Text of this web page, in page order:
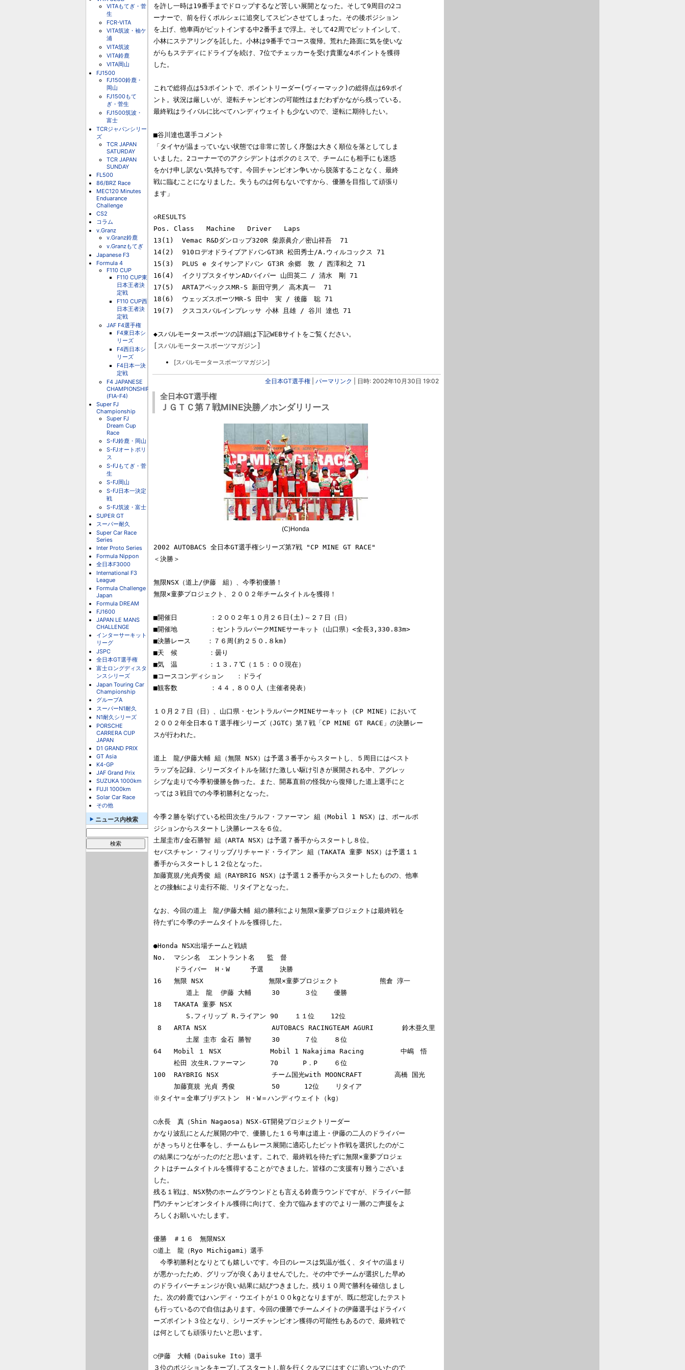
VITAもてぎ・菅
生
FCR-VITA
VITA筑波・袖ケ
浦
VITA筑波
VITA鈴鹿
VITA岡山
FJ1500
FJ1500鈴鹿・
岡山
FJ1500もて
ぎ・菅生
FJ1500筑波・
富士
TCRジャパンシリー
ズ
TCR JAPAN
SATURDAY
TCR JAPAN
SUNDAY
FL500
86/BRZ Race
MEC120 Minutes
Enduarance
Challenge
CS2
コラム
v.Granz
v.Granz鈴鹿
v.Granzもてぎ
Japanese F3
Formula 4
F110 CUP
F110 CUP東
日本王者決
定戦
F110 CUP西
日本王者決
定戦
JAF F4選手権
F4東日本シ
リーズ
F4西日本シ
リーズ
F4日本一決
定戦
F4 JAPANESE
CHAMPIONSHIP
(FIA-F4)
Super FJ
Championship
Super FJ
Dream Cup
Race
S-FJ鈴鹿・岡山
S-FJオートポリ
ス
S-FJもてぎ・菅
生
S-FJ岡山
S-FJ日本一決定
戦
S-FJ筑波・富士
SUPER GT
スーパー耐久
Super Car Race
Series
Inter Proto Series
Formula Nippon
全日本F3000
International F3
League
Formula Challenge
Japan
Formula DREAM
FJ1600
JAPAN LE MANS
CHALLENGE
インターサーキット
リーグ
JSPC
全日本GT選手権
富士ロングディスタ
ンスシリーズ
Japan Touring Car
Championship
グループA
スーパーN1耐久
N1耐久シリーズ
PORSCHE
CARRERA CUP
JAPAN
D1 GRAND PRIX
GT Asia
K4-GP
JAF Grand Prix
SUZUKA 1000km
FUJI 1000km
Solar Car Race
その他
ニュース内検索
を許し一時は19番手までドロップするなど苦しい展開となった。そして9周目の2コ
ーナーで、前を行くポルシェに追突してスピンさせてしまった。その後ポジション
を上げ、他車両がピットインする中2番手まで浮上。そして42周でピットインして、
小林にステアリングを託した。小林は9番手でコース復帰。荒れた路面に気を使いな
がらもステディにドライブを続け、7位でチェッカーを受け貴重な4ポイントを獲得
した。
これで総得点は53ポイントで、ポイントリーダー(ヴィーマック)の総得点は69ポイ
ント。状況は厳しいが、逆転チャンピオンの可能性はまだわずかながら残っている。
最終戦はライバルに比べてハンディウェイトも少ないので、逆転に期待したい。
■谷川達也選手コメント
「タイヤが温まっていない状態では非常に苦しく序盤は大きく順位を落としてしま
いました。2コーナーでのアクシデントはボクのミスで、チームにも相手にも迷惑
をかけ申し訳ない気持ちです。今回チャンピオン争いから脱落することなく、最終
戦に臨むことになりました。失うものは何もないですから、優勝を目指して頑張り
ます」
◇RESULTS
Pos. Class   Machine   Driver   Laps
13(1)  Vemac R&Dダンロップ320R 柴原眞介／密山祥吾  71
14(2)  910ロデオドライブアドバンGT3R 松田秀士/A.ウィルコックス 71
15(3)  PLUS e タイサンアドバン GT3R 余郷　敦 / 西澤和之 71
16(4)  イクリプスタイサンADバイパー 山田英二 / 清水　剛 71
17(5)  ARTAアペックスMR-S 新田守男／ 高木真一  71
18(6)  ウェッズスポーツMR-S 田中　実 / 後藤　聡 71
19(7)  クスコスバルインプレッサ 小林 且雄 / 谷川 達也 71
[スバルモータースポーツマガジン]
[スバルモータースポーツマガジン]
全日本GT選手権 パーマリンク | 日時: 2002年10月30日 19:02
全日本GT選手権
ＪＧＴＣ第７戦MINE決勝／ホンダリリース
(C)Honda
2002 AUTOBACS 全日本GT選手権シリーズ第7戦 "CP MINE GT RACE"
＜決勝＞
無限NSX（道上/伊藤　組）、今季初優勝！
無限×童夢プロジェクト、２００２年チームタイトルを獲得！
■開催日        ：２００２年１０月２６日(土)～２７日（日）
■開催地        ：セントラルパークMINEサーキット（山口県）<全長3,330.83m>
■決勝レース    ：７６周(約２５０.８km)
■天　候　      ：曇り
■気　温　      ：１３.７℃（１５：００現在）
■コースコンディション   ：ドライ
■観客数        ：４４，８００人（主催者発表）
１０月２７日（日）、山口県・セントラルパークMINEサーキット（CP MINE）において
２００２年全日本ＧＴ選手権シリーズ（JGTC）第７戦「CP MINE GT RACE」の決勝レー
スが行われた。
道上　龍/伊藤大輔 組（無限 NSX）は予選３番手からスタートし、５周目にはベスト
ラップを記録、シリーズタイトルを賭けた激しい駆け引きが展開される中、アグレッ
シブな走りで今季初優勝を飾った。また、開幕直前の怪我から復帰した道上選手にと
っては３戦目での今季初勝利となった。
今季２勝を挙げている松田次生/ラルフ・ファーマン 組（Mobil 1 NSX）は、ポールポ
ジションからスタートし決勝レースを６位。
土屋圭市/金石勝智 組（ARTA NSX）は予選７番手からスタートし８位。
セバスチャン・フィリップ/リチャード・ライアン 組（TAKATA 童夢 NSX）は予選１１
番手からスタートし１２位となった。
加藤寛規/光貞秀俊 組（RAYBRIG NSX）は予選１２番手からスタートしたものの、他車
との接触により走行不能、リタイアとなった。
なお、今回の道上　龍/伊藤大輔 組の勝利により無限×童夢プロジェクトは最終戦を
待たずに今季のチームタイトルを獲得した。
●Honda NSX出場チームと戦績
No.  マシン名  エントラント名   監　督
16   無限 NSX                無限×童夢プロジェクト          熊倉 淳一
18   TAKATA 童夢 NSX
64   Mobil １ NSX            Mobil 1 Nakajima Racing         中嶋　悟
100  RAYBRIG NSX             チーム国光with MOONCRAFT        高橋 国光
※タイヤ＝全車ブリヂストン　H・W＝ハンディウェイト（kg）
○永長　真（Shin Nagaosa）NSX-GT開発プロジェクトリーダー
かなり波乱にとんだ展開の中で、優勝した１６号車は道上・伊藤の二人のドライバー
がきっちりと仕事をし、チームもレース展開に適応したピット作戦を選択したのがこ
の結果につながったのだと思います。これで、最終戦を待たずに無限×童夢プロジェ
クトはチームタイトルを獲得することができました。皆様のご支援有り難うございま
した。
残る１戦は、NSX勢のホームグラウンドとも言える鈴鹿ラウンドですが、ドライバー部
門のチャンピオンタイトル獲得に向けて、全力で臨みますのでより一層のご声援をよ
ろしくお願いいたします。
優勝　＃１６　無限NSX
○道上　龍（Ryo Michigami）選手
今季初勝利となりとても嬉しいです。今日のレースは気温が低く、タイヤの温まり
が悪かったため、グリップが良くありませんでした。その中でチームが選択した早め
のドライバーチェンジが良い結果に結びつきました。残り１０周で勝利を確信しまし
た。次の鈴鹿ではハンディ・ウエイトが１００kgとなりますが、既に想定したテスト
も行っているので自信はあります。今回の優勝でチームメイトの伊藤選手はドライバ
ーズポイント３位となり、シリーズチャンピオン獲得の可能性もあるので、最終戦で
は何としても頑張りたいと思います。
○伊藤　大輔（Daisuke Ito）選手
３位のポジションをキープしてスタートし前を行くクルマにはすぐに追いついたので